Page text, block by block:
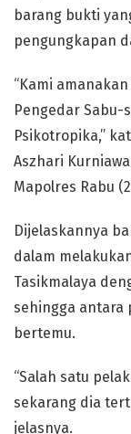
barang bukti
pengungkapan
“Kami
Pengedar Sabu-
Psikotropika,”
Aszhari
Mapolres Rabu
Dijelaskannya
dalam
Tasikmalaya
sehingga antara
bertemu.
“Salah satu
sekarang dia
jelasnya.